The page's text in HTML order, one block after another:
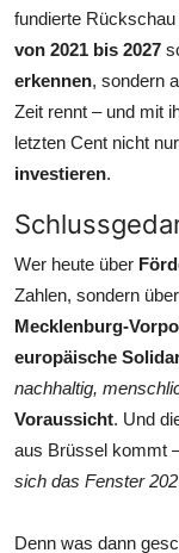
fundierte
von 2021 bis 2027
erkennen, sondern
Zeit rennt – und mit
letzten Cent nicht nur
investieren.
Wer heute über
Zahlen, sondern über
Mecklenburg-
europäische
nachhaltig,
Voraussicht. Und
aus Brüssel kommt
sich das Fenster
Denn was dann